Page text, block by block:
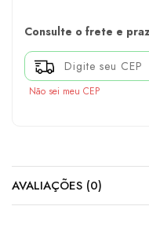
Consulte o frete e
Não sei meu CEP
AVALIAÇÕES (0)